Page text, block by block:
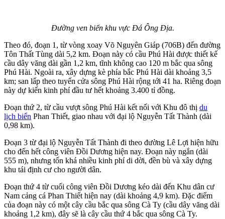
Đường ven biển khu vực Đá Ông Địa.
Theo đó, đoạn 1, từ vòng xoay Võ Nguyên Giáp (706B) đến đường
Tôn Thất Tùng dài 5,2 km. Đoạn này có cầu Phú Hài được thiết kế
cầu dây văng dài gần 1,2 km, tĩnh không cao 120 m bắc qua sông
Phú Hài. Ngoài ra, xây dựng kè phía bắc Phú Hài dài khoảng 3,5
km; san lấp theo tuyến cửa sông Phú Hài rộng tới 41 ha. Riêng đoạn
này dự kiến kinh phí đầu tư hết khoảng 3.400 tỉ đồng.
Đoạn thứ 2, từ cầu vượt sông Phú Hài kết nối với Khu đô thị du
lịch biển Phan Thiết, giao nhau với đại lộ Nguyễn Tất Thành (dài
0,98 km).
Đoạn 3 từ đại lộ Nguyễn Tất Thành đi theo đường Lê Lợi hiện hữu
cho đến hết công viên Đồi Dương hiện nay. Đoạn này ngắn (dài
555 m), nhưng tốn khá nhiều kinh phí di dời, đền bù và xây dựng
khu tái định cư cho người dân.
Đoạn thứ 4 từ cuối công viên Đồi Dương kéo dài đến Khu dân cư
Nam cảng cá Phan Thiết hiện nay (dài khoảng 4,9 km). Đặc điểm
của đoạn này có một cây cầu bắc qua sông Cà Ty (cầu dây văng dài
khoảng 1,2 km), đây sẽ là cây cầu thứ 4 bắc qua sông Cà Ty.